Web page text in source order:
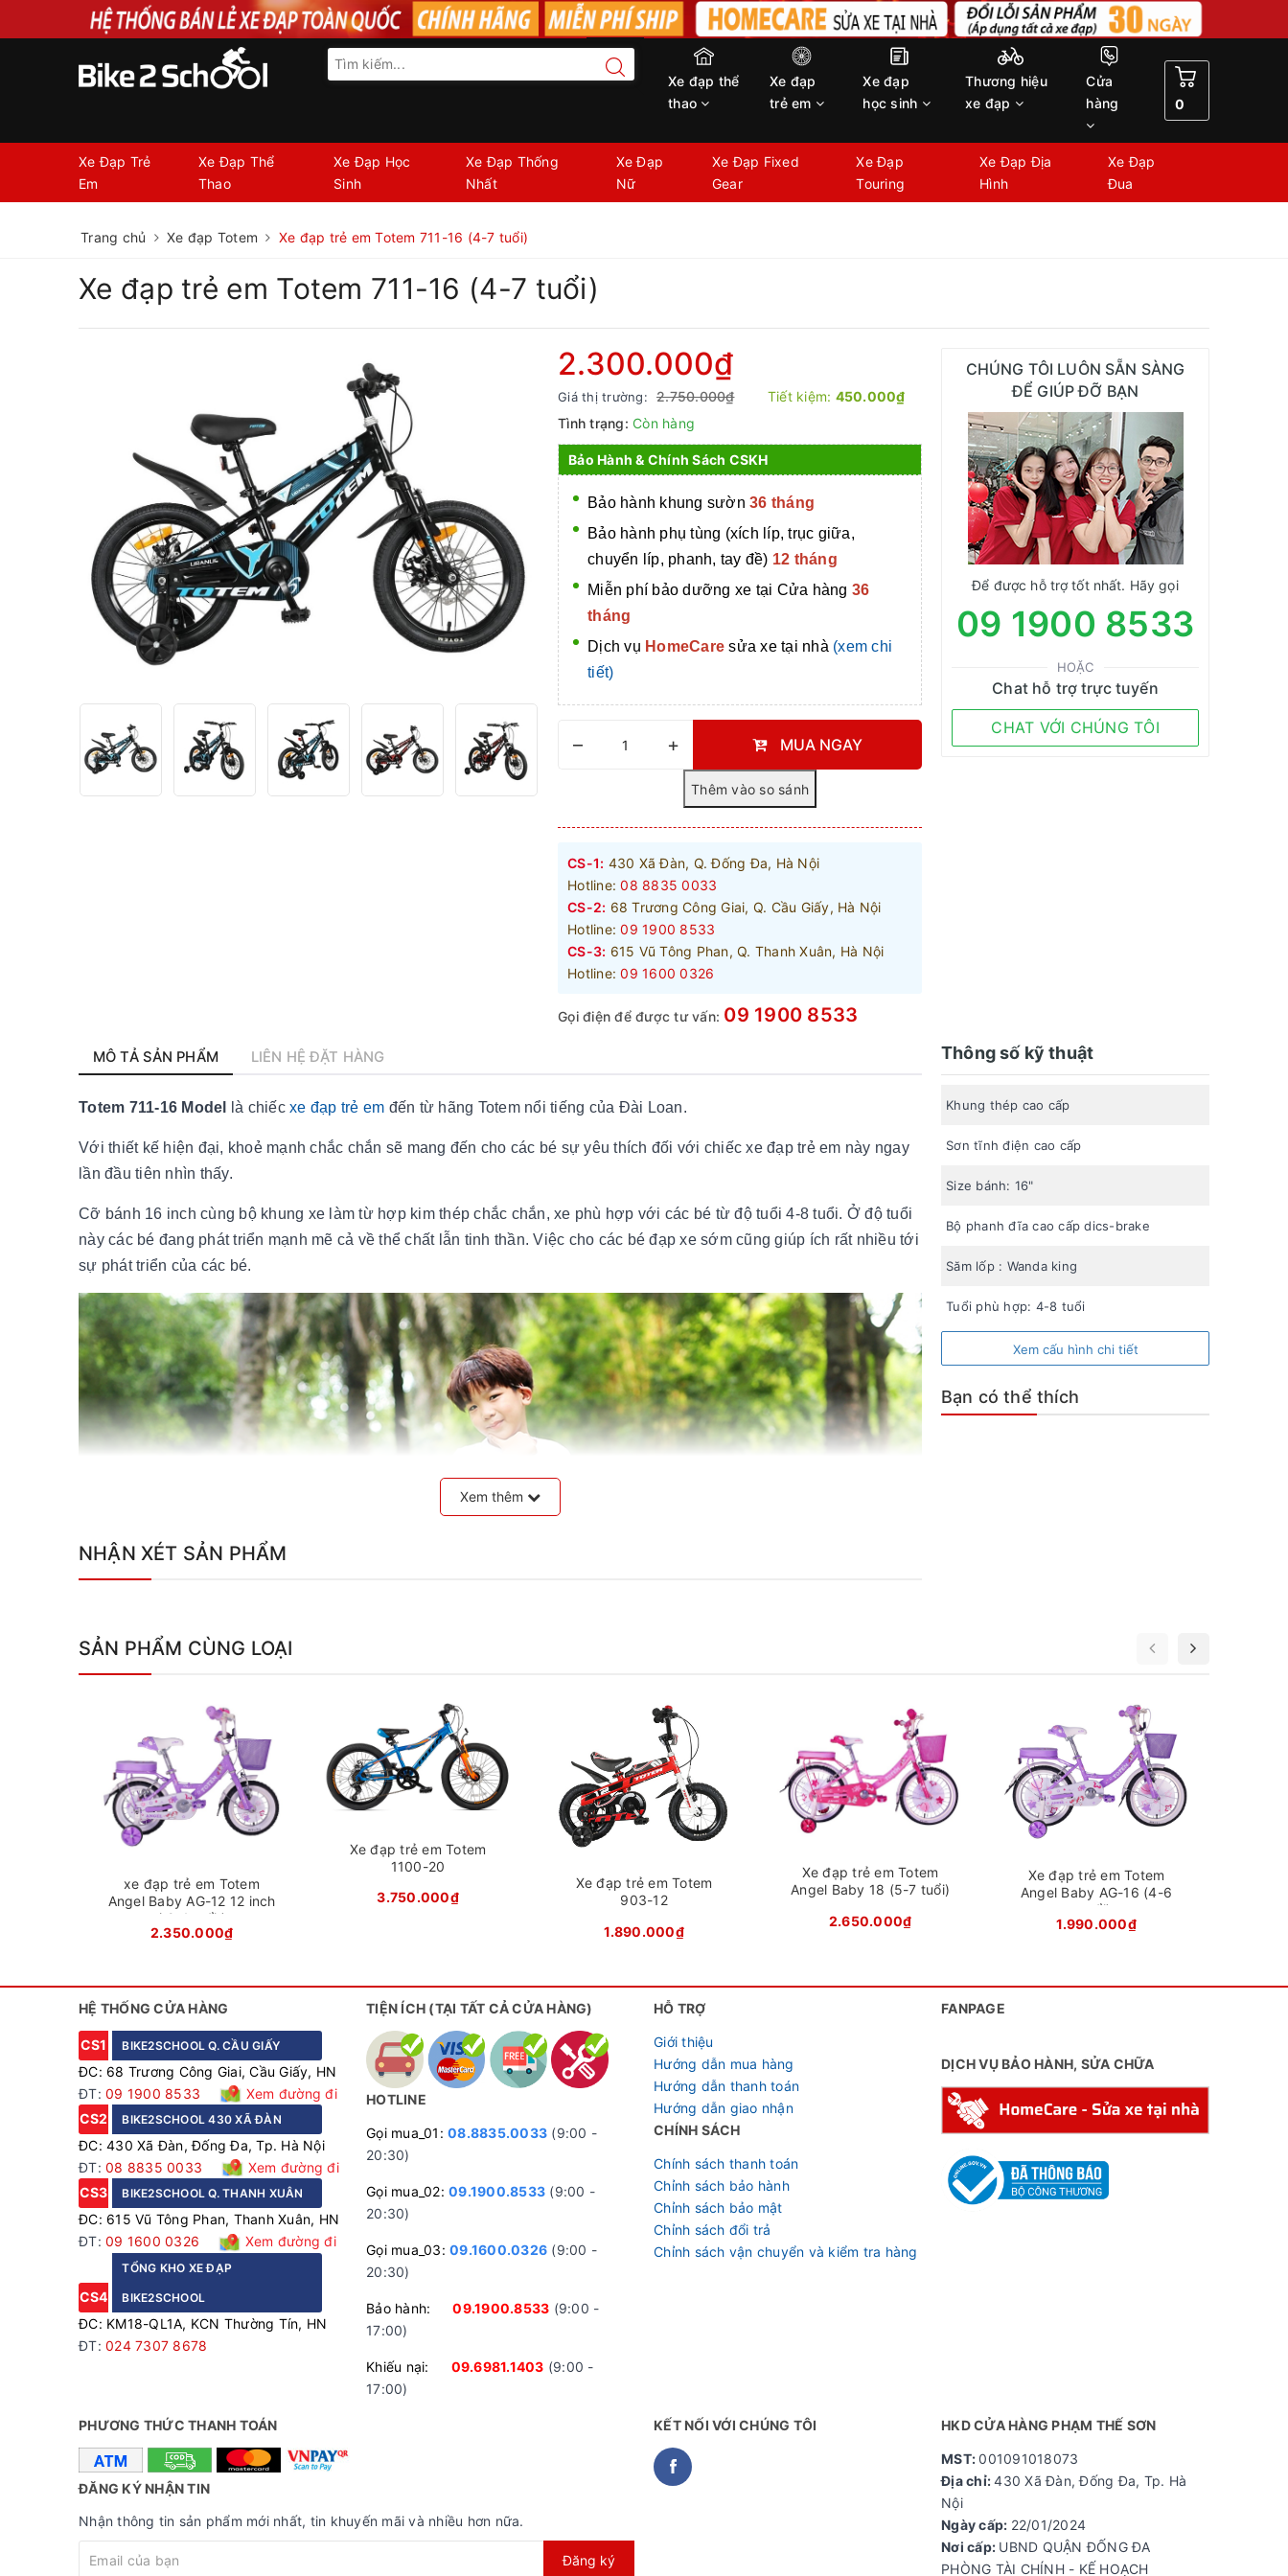
Xe đạp thể
thao
Xe đạp
trẻ em
Xe đạp
học sinh
Thương hiệu
xe đạp
Cửa
hàng
0
Xe Đạp Trẻ
Em
Xe Đạp Thể
Thao
Xe Đạp Học
Sinh
Xe Đạp Thống
Nhất
Xe Đạp
Nữ
Xe Đạp Fixed
Gear
Xe Đạp
Touring
Xe Đạp Địa
Hình
Xe Đạp
Đua
Trang chủ Xe đạp Totem Xe đạp trẻ em Totem 711-16 (4-7 tuổi)
Xe đạp trẻ em Totem 711-16 (4-7 tuổi)
2.300.000₫
Giá thị trường: 2.750.000₫ Tiết kiệm: 450.000₫
Tình trạng: Còn hàng
Bảo Hành & Chính Sách CSKH
Bảo hành khung sườn 36 tháng
Bảo hành phụ tùng (xích líp, trục giữa,
chuyển líp, phanh, tay đề) 12 tháng
Miễn phí bảo dưỡng xe tại Cửa hàng 36
tháng
Dịch vụ HomeCaresửa xe tại nhà (xem chi
tiết)
– + MUA NGAY
CS-1: 430 Xã Đàn, Q. Đống Đa, Hà Nội
Hotline: 08 8835 0033
CS-2: 68 Trương Công Giai, Q. Cầu Giấy, Hà Nội
Hotline: 09 1900 8533
CS-3: 615 Vũ Tông Phan, Q. Thanh Xuân, Hà Nội
Hotline: 09 1600 0326
Gọi điện để được tư vấn: 09 1900 8533
CHÚNG TÔI LUÔN SẴN SÀNG
ĐỂ GIÚP ĐỠ BẠN
Để được hỗ trợ tốt nhất. Hãy gọi
09 1900 8533
HOẶC
Chat hỗ trợ trực tuyến
CHAT VỚI CHÚNG TÔI
MÔ TẢ SẢN PHẨM LIÊN HỆ ĐẶT HÀNG
Totem 711-16 Model là chiếc xe đạp trẻ em đến từ hãng Totem nổi tiếng của Đài Loan.
Với thiết kế hiện đại, khoẻ mạnh chắc chắn sẽ mang đến cho các bé sự yêu thích đối với chiếc xe đạp trẻ em này ngay
lần đầu tiên nhìn thấy.
Cỡ bánh 16 inch cùng bộ khung xe làm từ hợp kim thép chắc chắn, xe phù hợp với các bé từ độ tuổi 4-8 tuổi. Ở độ tuổi
này các bé đang phát triển mạnh mẽ cả về thể chất lẫn tinh thần. Việc cho các bé đạp xe sớm cũng giúp ích rất nhiều tới
sự phát triển của các bé.
Khung xe được làm từ hợp kim thép chắc chắn cũng lớp sơn tĩnh điện cao câp
động. Thêm vào đó là lớp sơn tĩnh điện cao cấp không những bảo vệ chiếc xe cho bé yêu trước tác động của thời tiết
chống han rỉ mà còn tạp nên màu sắc đẹp mắt cho chiếc xe.
Xem thêm
NHẬN XÉT SẢN PHẨM
Thông số kỹ thuật
Khung thép cao cấp
Sơn tĩnh điện cao cấp
Size bánh: 16"
Bộ phanh đĩa cao cấp dics-brake
Săm lốp : Wanda king
Tuổi phù hợp: 4-8 tuổi
Xem cấu hình chi tiết
Bạn có thể thích
SẢN PHẨM CÙNG LOẠI
xe đạp trẻ em Totem
Angel Baby AG-12 12 inch
( 2-4 tuổi )
2.350.000₫
Xe đạp trẻ em Totem
1100-20
3.750.000₫
Xe đạp trẻ em Totem
903-12
1.890.000₫
Xe đạp trẻ em Totem
Angel Baby 18 (5-7 tuổi)
2.650.000₫
Xe đạp trẻ em Totem
Angel Baby AG-16 (4-6
tuổi)
1.990.000₫
HỆ THỐNG CỬA HÀNG
CS1 BIKE2SCHOOL Q. CẦU GIẤY
ĐC: 68 Trương Công Giai, Cầu Giấy, HN
ĐT: 09 1900 8533
Xem đường đi
CS2
BIKE2SCHOOL 430 XÃ ĐÀN
ĐC: 430 Xã Đàn, Đống Đa, Tp. Hà Nội
ĐT: 08 8835 0033
Xem đường đi
CS3
BIKE2SCHOOL Q. THANH XUÂN
ĐC: 615 Vũ Tông Phan, Thanh Xuân, HN
ĐT: 09 1600 0326 Xem đường đi
CS4
TỔNG KHO XE ĐẠP
BIKE2SCHOOL
ĐC: KM18-QL1A, KCN Thường Tín, HN
ĐT: 024 7307 8678
TIỆN ÍCH (TẠI TẤT CẢ CỬA HÀNG)
HOTLINE
Gọi mua_01: 08.8835.0033 (9:00 -
20:30)
Gọi mua_02: 09.1900.8533 (9:00 -
20:30)
Gọi mua_03: 09.1600.0326 (9:00 -
20:30)
Bảo hành:09.1900.8533 (9:00 -
17:00)
Khiếu nại: 09.6981.1403 (9:00 -
17:00)
HỖ TRỢ
Giới thiệu
Hướng dẫn mua hàng
Hướng dẫn thanh toán
Hướng dẫn giao nhận
CHÍNH SÁCH
Chính sách thanh toán
Chỉnh sách bảo hành
Chỉnh sách bảo mật
Chỉnh sách đổi trả
Chỉnh sách vận chuyển và kiểm tra hàng
FANPAGE
DỊCH VỤ BẢO HÀNH, SỬA CHỮA
PHƯƠNG THỨC THANH TOÁN
ĐĂNG KÝ NHẬN TIN
Nhận thông tin sản phẩm mới nhất, tin khuyến mãi và nhiều hơn nữa.
Đăng ký
KẾT NỐI VỚI CHÚNG TÔI HKD CỬA HÀNG PHẠM THẾ SƠN
MST:001091018073
Địa chỉ:430 Xã Đàn, Đống Đa, Tp. Hà
Nội
Ngày cấp: 22/01/2024
Nơi cấp: UBND QUẬN ĐỐNG ĐA
PHÒNG TÀI CHÍNH - KẾ HOẠCH